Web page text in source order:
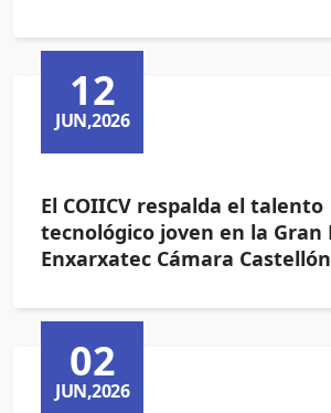
12
JUN,2026
El COIICV respalda el talento
tecnológico joven en la Gran
Enxarxatec Cámara
02
JUN,2026